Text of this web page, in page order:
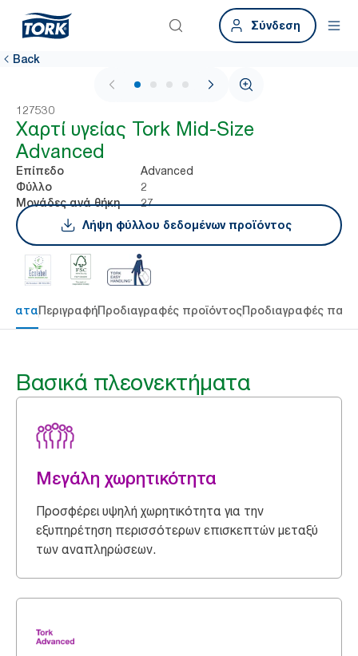
Σύνδεση
Back
1 / 4
127530
Χαρτί υγείας Tork Mid-Size
Advanced
Επίπεδο Advanced
Φύλλο 2
Μονάδες ανά θήκη
27
Λήψη φύλλου δεδομένων προϊόντος
ΠεριγραφήΠροδιαγραφές προϊόντοςΠροδιαγραφές
Βασικά πλεονεκτήματα
Μεγάλη χωρητικότητα
Προσφέρει υψηλή χωρητικότητα για την
εξυπηρέτηση περισσότερων επισκεπτών μεταξύ
των αναπληρώσεων.